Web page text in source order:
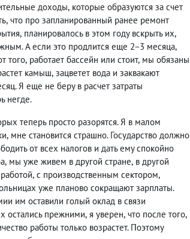
доходы, которые образуются за счет
, что про запланированный ранее ремонт
, планировалось в этом году вскрыть их,
А если это продлится еще 2−3 месяца,
того, работает бассейн или стоит, мы обязаны
камыш, зацветет вода и заквакают
Я еще не беру в расчет затраты
негде.
теперь просто разорятся. Я в малом
, мне становится страшно. Государство должно
от всех налогов и дать ему спокойно
, мы уже живем в другой стране, в другой
, с производственным сектором,
уже планово сокращают зарплаты.
им оставили голый оклад в связи
остались прежними, я уверен, что после того,
работы только возрастет. Поэтому